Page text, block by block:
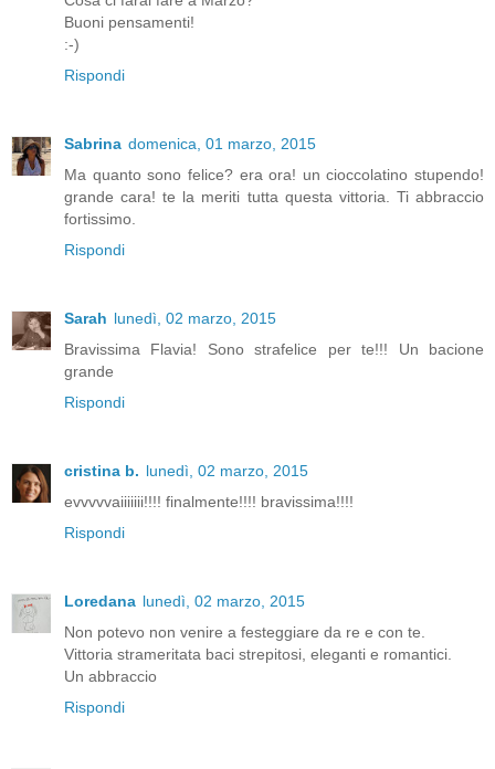
Buoni pensamenti!
:-)
Rispondi
Sabrina domenica, 01 marzo, 2015
Ma quanto sono felice? era ora! un cioccolatino stupendo!
grande cara! te la meriti tutta questa vittoria. Ti abbraccio
fortissimo.
Rispondi
Sarah lunedì, 02 marzo, 2015
Bravissima Flavia! Sono strafelice per te!!! Un bacione
grande
Rispondi
cristina b. lunedì, 02 marzo, 2015
evvvvvaiiiiiii!!!! finalmente!!!! bravissima!!!!
Rispondi
Loredana lunedì, 02 marzo, 2015
Non potevo non venire a festeggiare da re e con te.
Vittoria strameritata baci strepitosi, eleganti e romantici.
Un abbraccio
Rispondi